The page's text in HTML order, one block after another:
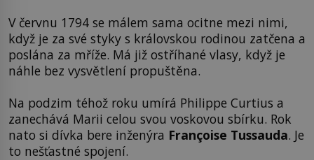
V červnu 1794 se málem sama ocitne mezi nimi,
když je za své styky s královskou rodinou zatčena a
poslána za mříže. Má již ostříhané vlasy, když je
náhle bez vysvětlení propuštěna.
Na podzim téhož roku umírá Philippe Curtius a
zanechává Marii celou svou voskovou sbírku. Rok
nato si dívka bere inženýra Françoise Tussauda. Je
to nešťastné spojení.